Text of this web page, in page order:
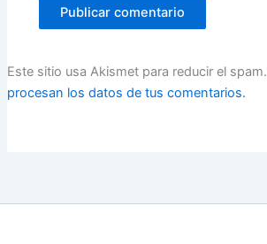
Este sitio usa Akismet para reducir el spam.
procesan los datos de tus comentarios.